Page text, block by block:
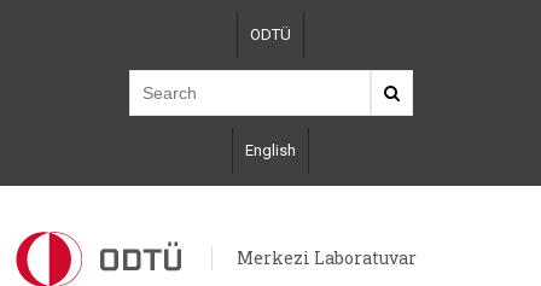
ODTÜ
English
Merkezi Laboratuvar